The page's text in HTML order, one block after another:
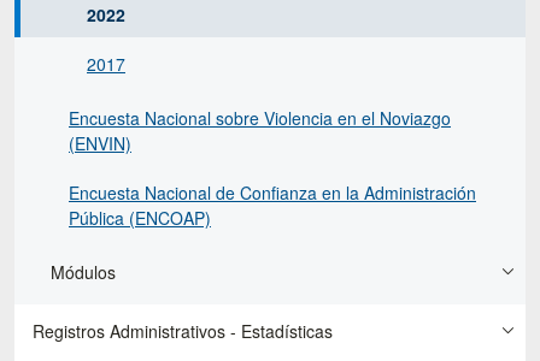
2022
2017
Encuesta Nacional sobre Violencia en el Noviazgo
(ENVIN)
Encuesta Nacional de Confianza en la Administración
Pública (ENCOAP)
Módulos
Registros Administrativos - Estadísticas